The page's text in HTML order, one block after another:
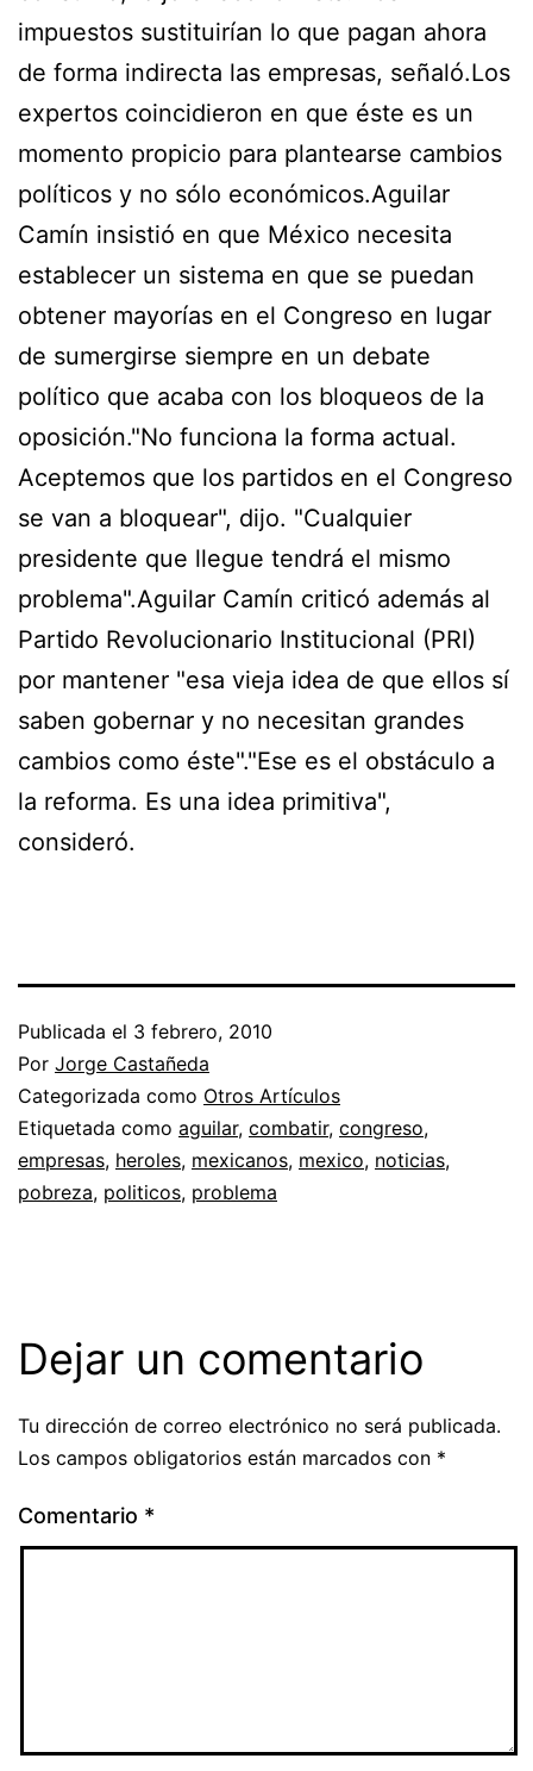
impuestos sustituirían lo que pagan ahora
de forma indirecta las empresas, señaló.Los
expertos coincidieron en que éste es un
momento propicio para plantearse cambios
políticos y no sólo económicos.Aguilar
Camín insistió en que México necesita
establecer un sistema en que se puedan
obtener mayorías en el Congreso en lugar
de sumergirse siempre en un debate
político que acaba con los bloqueos de la
oposición."No funciona la forma actual.
Aceptemos que los partidos en el Congreso
se van a bloquear", dijo. "Cualquier
presidente que llegue tendrá el mismo
problema".Aguilar Camín criticó además al
Partido Revolucionario Institucional (PRI)
por mantener "esa vieja idea de que ellos sí
saben gobernar y no necesitan grandes
cambios como éste"."Ese es el obstáculo a
la reforma. Es una idea primitiva",
consideró.
Publicada el 3 febrero, 2010
Por Jorge Castañeda
Categorizada como Otros Artículos
Etiquetada como aguilar, combatir, congreso,
empresas, heroles, mexicanos, mexico, noticias,
pobreza, politicos, problema
Dejar un comentario
Tu dirección de correo electrónico no será publicada.
Los campos obligatorios están marcados con *
Comentario *